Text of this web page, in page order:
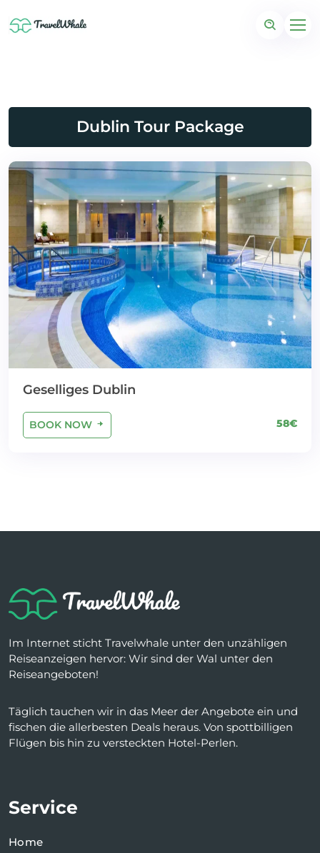
Dublin Tour Package
Geselliges Dublin
BOOK NOW 58€
Im Internet sticht Travelwhale unter den unzähligen
Reiseanzeigen hervor: Wir sind der Wal unter den
Reiseangeboten!
Täglich tauchen wir in das Meer der Angebote ein und
fischen die allerbesten Deals heraus. Von spottbilligen
Flügen bis hin zu versteckten Hotel-Perlen.
Service
Home